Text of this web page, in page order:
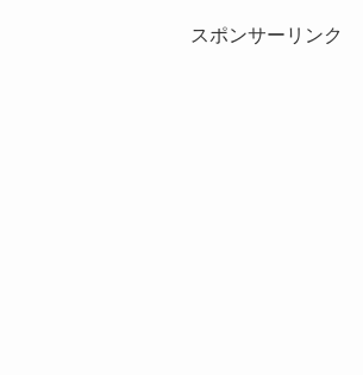
スポンサーリンク